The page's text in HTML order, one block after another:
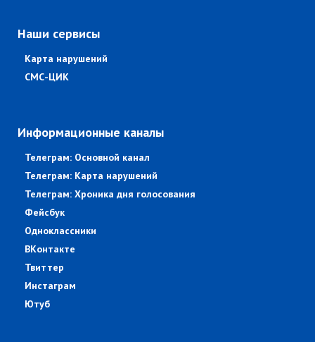
Наши сервисы
Карта нарушений
СМС-ЦИК
Информационные каналы
Телеграм: Основной канал
Телеграм: Карта нарушений
Телеграм: Хроника дня голосования
Фейсбук
Одноклассники
ВКонтакте
Твиттер
Инстаграм
Ютуб